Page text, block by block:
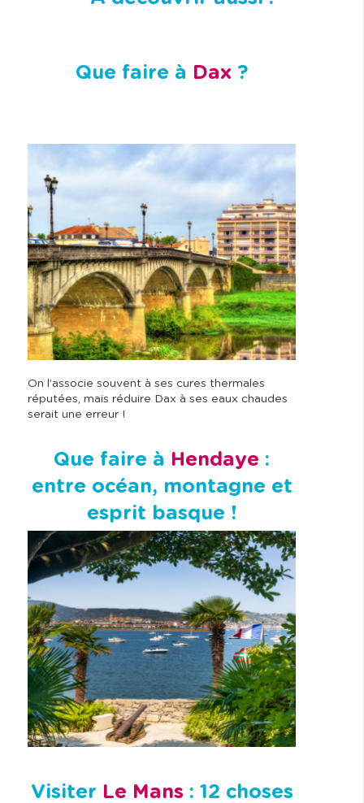
Que faire à Dax ?
On l’associe souvent à ses cures thermales
réputées, mais réduire Dax à ses eaux chaudes
serait une erreur !
Que faire à Hendaye :
entre océan, montagne et
esprit basque !
Visiter Le Mans : 12 choses